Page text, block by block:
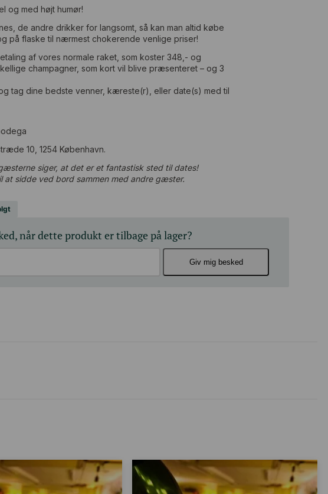
og med højt humør!
de andre drikker for langsomt, så kan man altid købe
på flaske til nærmest chokerende venlige priser!
af vores normale raket, som koster 348,- og
champagner, som kort vil blive præsenteret – og 3
tag dine bedste venner, kæreste(r), eller date(s) med til
10, 1254 København.
siger, at det er et fantastisk sted til dates!
at sidde ved bord sammen med andre gæster.
når dette produkt er tilbage på lager?
Giv mig besked